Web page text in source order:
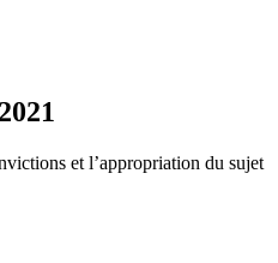
et l’appropriation du sujet